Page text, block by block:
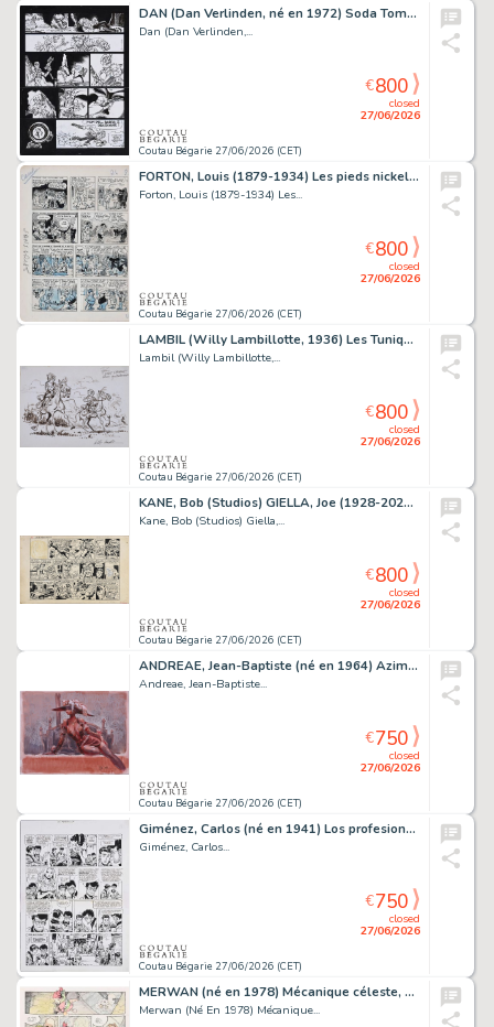
DAN (Dan Verlinden, né en 1972) Soda Tome 13, Résurrection,...
Dan (Dan Verlinden,...
Coutau Bégarie 27/06/2026 (CET)
closed
27/06/2026
€800
FORTON, Louis (1879-1934) Les pieds nickelés. Encre...
Forton, Louis (1879-1934) Les...
Coutau Bégarie 27/06/2026 (CET)
closed
27/06/2026
€800
LAMBIL (Willy Lambillotte, 1936) Les Tuniques bleues....
Lambil (Willy Lambillotte,...
Coutau Bégarie 27/06/2026 (CET)
closed
27/06/2026
€800
KANE, Bob (Studios) GIELLA, Joe (1928-2023) Batman,...
Kane, Bob (Studios) Giella,...
Coutau Bégarie 27/06/2026 (CET)
closed
27/06/2026
€800
ANDREAE, Jean-Baptiste (né en 1964) Azimut : Manie...
Andreae, Jean-Baptiste...
Coutau Bégarie 27/06/2026 (CET)
closed
27/06/2026
€750
Giménez, Carlos (né en 1941) Los profesionales - Les...
Giménez, Carlos...
Coutau Bégarie 27/06/2026 (CET)
closed
27/06/2026
€750
MERWAN (né en 1978) Mécanique céleste, Tome 2, planche...
Merwan (Né En 1978) Mécanique...